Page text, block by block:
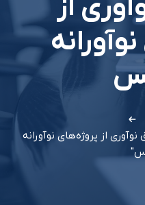
از
صندوق نوآوری از پروژه‌های نوآورانه